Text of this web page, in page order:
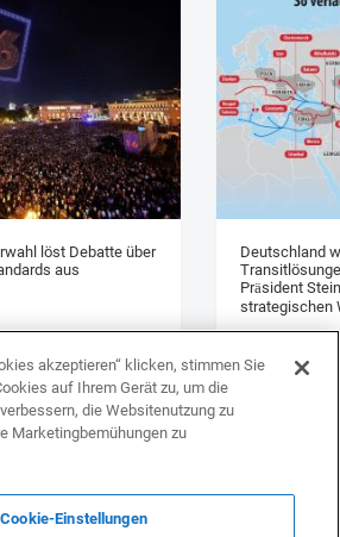
löst Debatte über
aus
Deutschland
Präsident
strategischen
akzeptieren“ klicken, stimmen Sie
auf Ihrem Gerät zu, um die
die Websitenutzung zu
Marketingbemühungen zu
Cookie-Einstellungen